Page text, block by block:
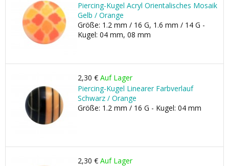
Piercing-Kugel Acryl Orientalisches Mosaik
Gelb / Orange
Größe: 1.2 mm / 16 G, 1.6 mm / 14 G -
Kugel: 04 mm, 08 mm
2,30 € Auf Lager
Piercing-Kugel Linearer Farbverlauf
Schwarz / Orange
Größe: 1.2 mm / 16 G - Kugel: 04 mm
2,30 € Auf Lager